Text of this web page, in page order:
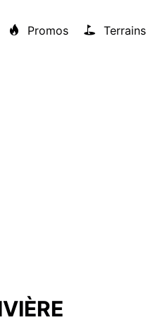
Promos Terrains